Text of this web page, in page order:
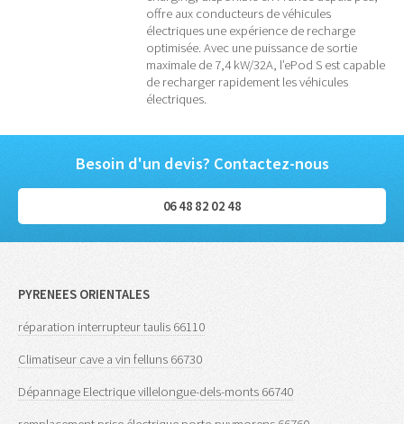
offre aux conducteurs de véhicules
électriques une expérience de recharge
optimisée. Avec une puissance de sortie
maximale de 7,4 kW/32A, l’ePod S est capable
de recharger rapidement les véhicules
électriques.
Besoin d'un devis? Contactez-nous
06 48 82 02 48
PYRENEES ORIENTALES
réparation interrupteur taulis 66110
Climatiseur cave a vin felluns 66730
Dépannage Electrique villelongue-dels-monts 66740